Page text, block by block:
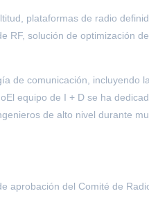
plataformas de radio
solución de optimización
de comunicación, incluyendo
equipo de I + D se ha
de alto nivel durante
del Comité de